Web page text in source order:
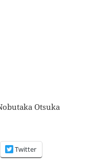
Otsuka
Twitter